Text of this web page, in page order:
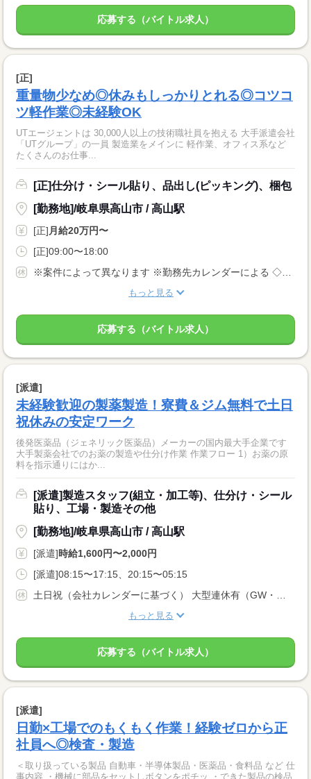
応募する（バイトル求人）
[正]
重量物少なめ◎休みもしっかりとれる◎コツコ
ツ軽作業◎未経験OK
UTエージェントは 30,000人以上の技術職社員を抱える 大手派遣会社
「UTグループ」の一員 製造業をメインに 軽作業、オフィス系など
たくさんのお仕事...
[正]仕分け・シール貼り、品出し(ピッキング)、梱包
[勤務地]/岐阜県高山市 / 高山駅
[正] 月給20万円〜
[正]09:00〜18:00
もっと見る
応募する（バイトル求人）
[派遣]
未経験歓迎の製薬製造！寮費＆ジム無料で土日
祝休みの安定ワーク
後発医薬品（ジェネリック医薬品）メーカーの国内最大手企業です
大手製薬会社でのお薬の製造や仕分け作業 作業フロー 1）お薬の原
料を指示通りにはか...
[派遣]製造スタッフ(組立・加工等)、仕分け・シール
貼り、工場・製造その他
[勤務地]/岐阜県高山市 / 高山駅
[派遣]時給1,600円〜2,000円
[派遣]08:15〜17:15、20:15〜05:15
もっと見る
応募する（バイトル求人）
[派遣]
日勤×工場でのもくもく作業！経験ゼロから正
社員へ◎検査・製造
＜取り扱っている製品 自動車・半導体製品・医薬品・食料品 など 仕
事内容 ・機械に部品をセットしボタンをポチッ ・できた製品の検品